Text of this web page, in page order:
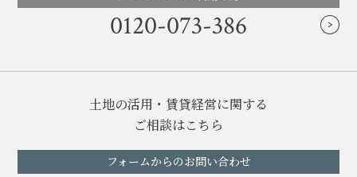
0120-073-386
土地の活用・賃貸経営に関する
ご相談はこちら
フォームからのお問い合わせ